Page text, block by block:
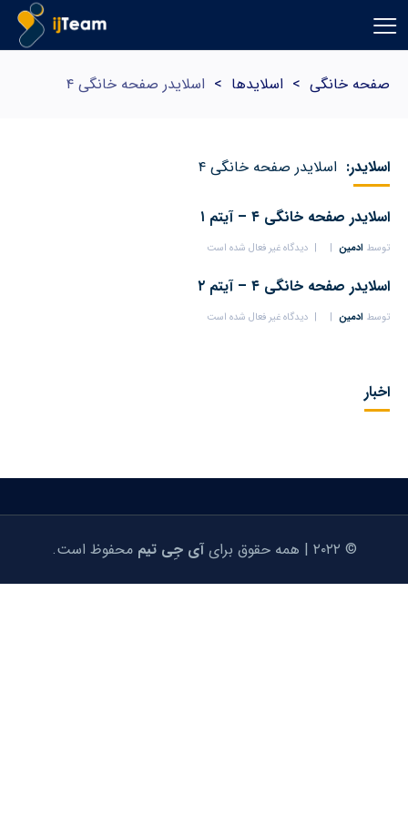
صفحه خانگی > اسلایدها > اسلایدر صفحه خانگی ۴
اسلایدر: اسلایدر صفحه خانگی ۴
اسلایدر صفحه خانگی ۴ – آیتم ۱
توسط ادمین دیدگاه غیر فعال شده است
اسلایدر صفحه خانگی ۴ – آیتم ۲
توسط ادمین دیدگاه غیر فعال شده است
اخبار
© ۲۰۲۲ | همه حقوق برای آی جِی تیم محفوظ است.